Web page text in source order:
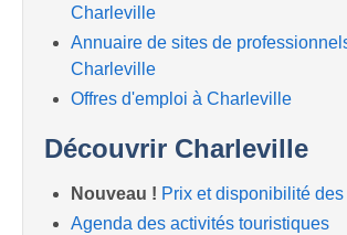
Charleville
Annuaire de sites de
Charleville
Offres d'emploi à Charleville
Découvrir Charleville
Nouveau ! Prix et disponibilité
Agenda des activités touristiques